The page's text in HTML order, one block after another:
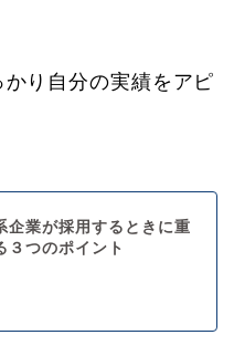
り自分の実績をアピ
企業が採用するときに重
３つのポイント